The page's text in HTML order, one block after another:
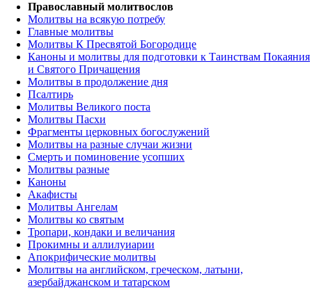
Православный молитвослов
Молитвы на всякую потребу
Главные молитвы
Молитвы К Пресвятой Богородице
Каноны и молитвы для подготовки к Таинствам Покаяния
и Святого Причащения
Молитвы в продолжение дня
Псалтирь
Молитвы Великого поста
Молитвы Пасхи
Фрагменты церковных богослужений
Молитвы на разные случаи жизни
Смерть и поминовение усопших
Молитвы разные
Каноны
Акафисты
Молитвы Ангелам
Молитвы ко святым
Тропари, кондаки и величания
Прокимны и аллилуиарии
Апокрифические молитвы
Молитвы на английском, греческом, латыни,
азербайджанском и татарском